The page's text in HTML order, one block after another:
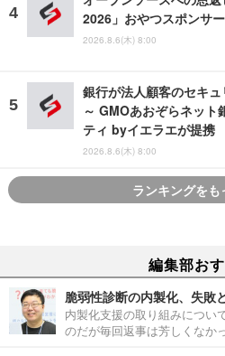
2026」おやつスポンサ
2026.8.6(木) 8:00
銀行が法人顧客のセキ
～ GMOあおぞらネット
ティ byイエラエが提携
2026.8.6(木) 8:00
ランキングをも
編集部お
脆弱性診断の内製化、失敗
内製化支援の取り組みについ
のだが毎回返事は芳しくなか